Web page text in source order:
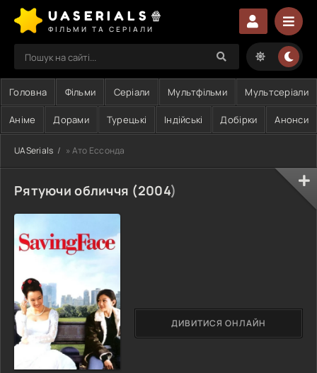
UASERIALS🍿
ФІЛЬМИ ТА СЕРІАЛИ
Головна Фільми Серіали Мультфільми Мультсеріали
Аніме Дорами Турецькі Індійські Добірки Анонси
UASerials » Ато Ессонда
Рятуючи обличчя (2004)
ДИВИТИСЯ ОНЛАЙН